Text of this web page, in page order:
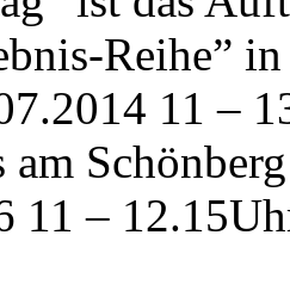
Reihe”
11 –
am
11 –